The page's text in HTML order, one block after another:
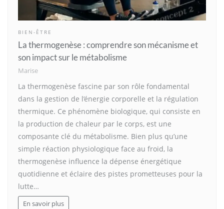
BIEN-ÊTRE
La thermogenèse : comprendre son mécanisme et
son impact sur le métabolisme
Marise
La thermogenèse fascine par son rôle fondamental
dans la gestion de l’énergie corporelle et la régulation
thermique. Ce phénomène biologique, qui consiste en
la production de chaleur par le corps, est une
composante clé du métabolisme. Bien plus qu’une
simple réaction physiologique face au froid, la
thermogenèse influence la dépense énergétique
quotidienne et éclaire des pistes prometteuses pour la
lutte…
En savoir plus